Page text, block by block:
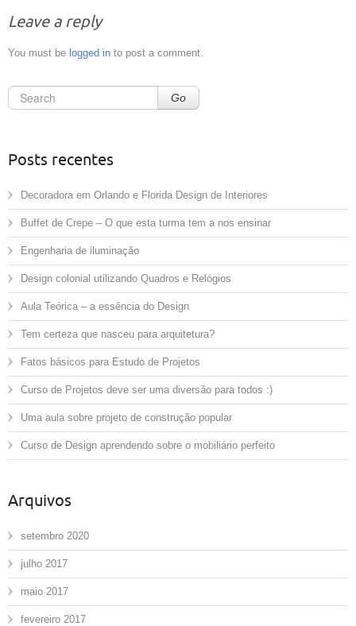
Leave a reply
You must be logged in to post a comment.
Go
Posts recentes
Decoradora em Orlando e Florida Design de Interiores
Buffet de Crepe – O que esta turma tem a nos ensinar
Engenharia de iluminação
Design colonial utilizando Quadros e Relógios
Aula Teórica – a essência do Design
Tem certeza que nasceu para arquitetura?
Fatos básicos para Estudo de Projetos
Curso de Projetos deve ser uma diversão para todos :)
Uma aula sobre projeto de construção popular
Curso de Design aprendendo sobre o mobiliário perfeito
Arquivos
setembro 2020
julho 2017
maio 2017
fevereiro 2017